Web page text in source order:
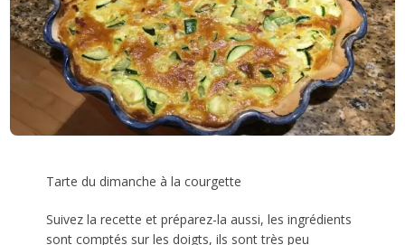
Tarte du dimanche à la courgette
Suivez la recette et préparez-la aussi, les ingrédients
sont comptés sur les doigts, ils sont très peu